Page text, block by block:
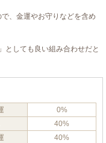
、金運やお守りなどを含め
としても良い組み合わせだと
0%
40%
40%